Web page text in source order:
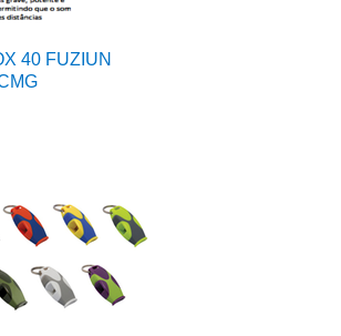
40 FUZIUN